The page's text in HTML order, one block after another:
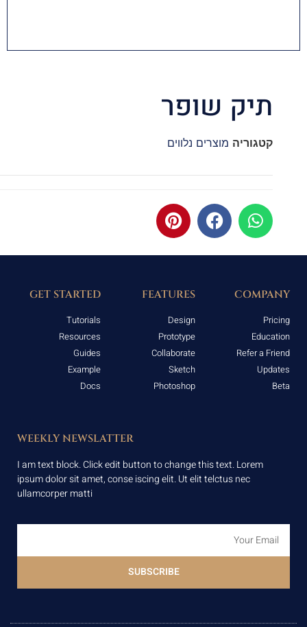
תיק שופר
קטגוריה מוצרים נלווים
COMPANY
Pricing
Education
Refer a Friend
Updates
Beta
FEATURES
Design
Prototype
Collaborate
Sketch
Photoshop
GET STARTED
Tutorials
Resources
Guides
Example
Docs
WEEKLY NEWSLATTER
I am text block. Click edit button to change this text. Lorem
ipsum dolor sit amet, conse iscing elit. Ut elit telctus nec
ullamcorper matti
SUBSCRIBE